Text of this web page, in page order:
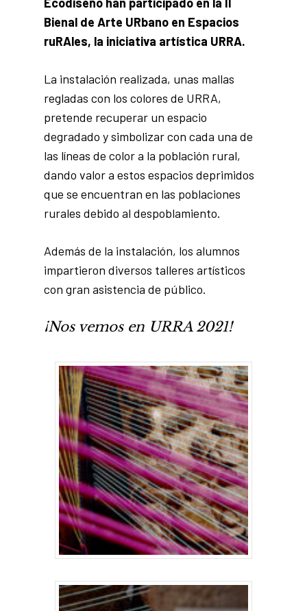
Bienal de Arte URbano en Espacios
ruRAles, la iniciativa artística URRA.
La instalación realizada, unas mallas
regladas con los colores de URRA,
pretende recuperar un espacio
degradado y simbolizar con cada una de
las líneas de color a la población rural,
dando valor a estos espacios deprimidos
que se encuentran en las poblaciones
rurales debido al despoblamiento.
Además de la instalación, los alumnos
impartieron diversos talleres artísticos
con gran asistencia de público.
¡Nos vemos en URRA 2021!